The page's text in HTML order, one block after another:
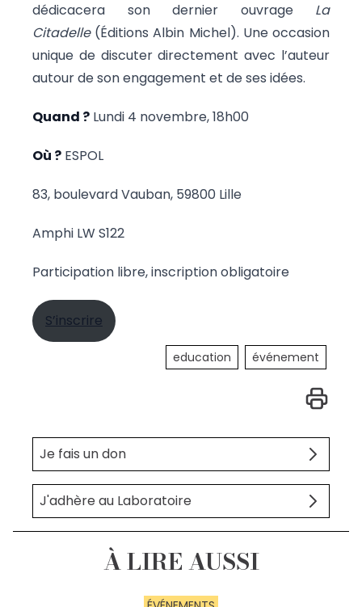
dédicacera son dernier ouvrage La
Citadelle(Éditions Albin Michel). Une occasion
unique de discuter directement avec l’auteur
autour de son engagement et de ses idées.
Quand ? Lundi 4 novembre, 18h00
Où ? ESPOL
83, boulevard Vauban, 59800 Lille
Amphi LW S122
Participation libre, inscription obligatoire
S’inscrire
education événement
Je fais un don
J'adhère au Laboratoire
À LIRE AUSSI